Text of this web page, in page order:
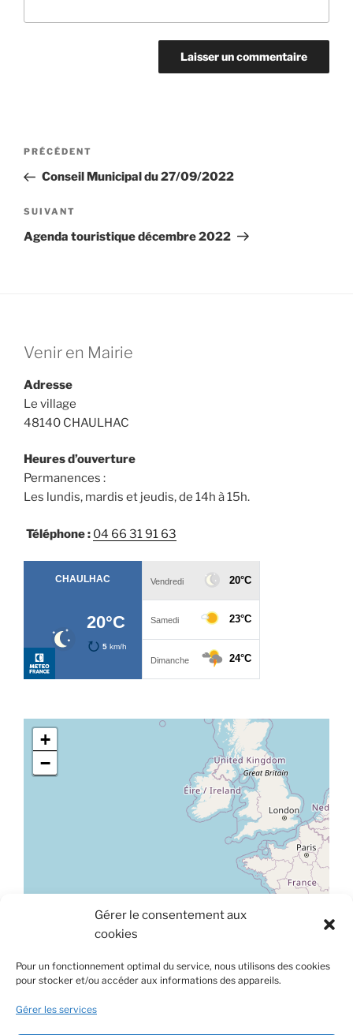
Gérer le consentement aux
cookies
Pour un fonctionnement optimal du service, nous utilisons des cookies
pour stocker et/ou accéder aux informations des appareils.
Gérer les services
Navigation
l’article
Article
précédent
PRÉCÉDENT
Conseil Municipal du 27/09/2022
Article
suivant
SUIVANT
Agenda touristique décembre 2022
Venir en Mairie
Adresse
Le village
48140 CHAULHAC
Heures d’ouverture
Permanences :
Les lundis, mardis et jeudis, de 14h à 15h.
Téléphone : 04 66 31 91 63
+
−
Leaflet|© OpenStreetMap
Ce site est hébergé sur une plateforme mutualisée et
gérée par le Centre de Gestion de la Fonction Publique